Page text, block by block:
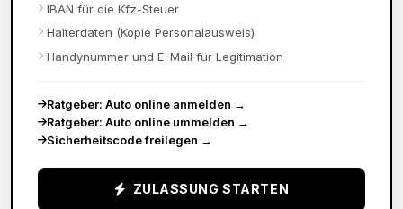
IBAN für die Kfz-Steuer
Halterdaten (Kopie Personalausweis)
Handynummer und E-Mail für Legitimation
Ratgeber: Auto online anmelden →
Ratgeber: Auto online ummelden →
Sicherheitscode freilegen →
ZULASSUNG STARTEN